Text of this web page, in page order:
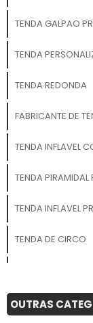
TENDA GALPAO
TENDA
TENDA REDONDA
FABRICANTE DE
TENDA INFLAVEL
TENDA PIRAMIDAL
TENDA INFLAVEL
TENDA DE CIRCO
TENDAS
OUTRAS